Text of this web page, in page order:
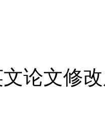
论文修